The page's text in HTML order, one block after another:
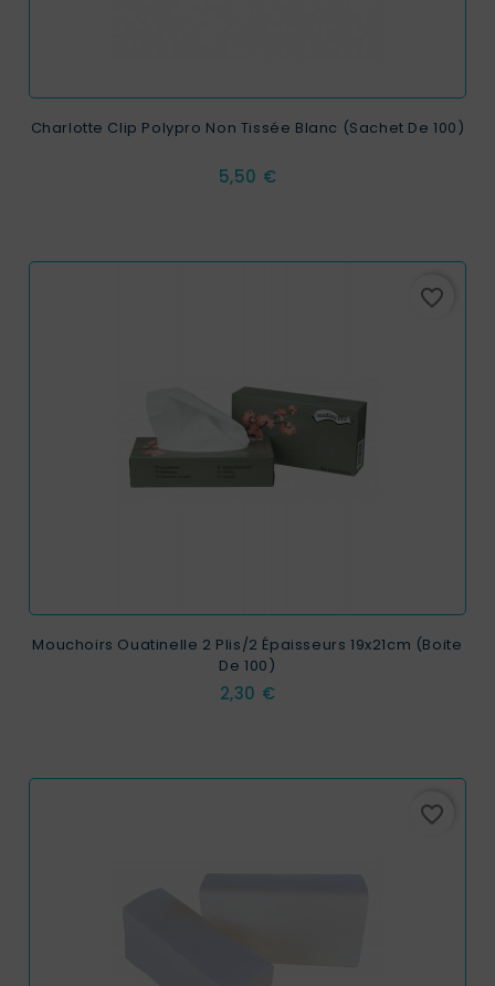
Charlotte Clip Polypro Non Tissée Blanc (sachet De 100)
Prix
5,50 €
favorite_border
Mouchoirs Ouatinelle 2 Plis/2 Épaisseurs 19x21cm (Boite
De 100)
Prix
2,30 €
favorite_border